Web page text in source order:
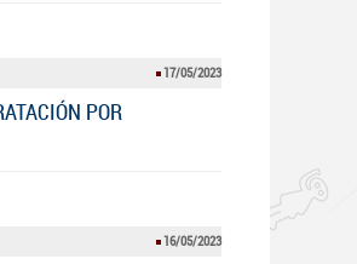
17/05/2023
POR
16/05/2023